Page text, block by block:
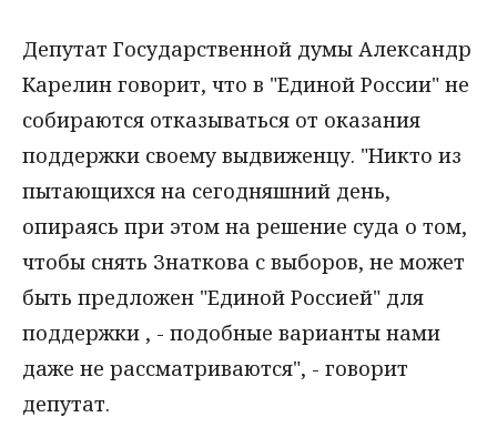
Депутат Государственной думы Александр
Карелин говорит, что в "Единой России" не
собираются отказываться от оказания
поддержки своему выдвиженцу. "Никто из
пытающихся на сегодняшний день,
опираясь при этом на решение суда о том,
чтобы снять Знаткова с выборов, не может
быть предложен "Единой Россией" для
поддержки , - подобные варианты нами
даже не рассматриваются", - говорит
депутат.